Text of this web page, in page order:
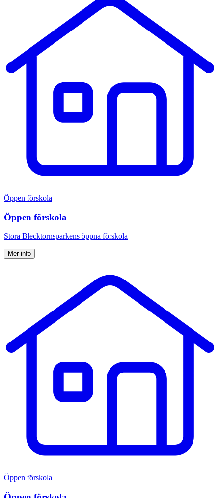
Öppen förskola
Öppen förskola
Stora Blecktornsparkens öppna förskola
Mer info
Öppen förskola